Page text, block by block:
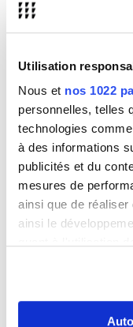
Utilisation
Nous et nos 1022
personnelles, telles
technologies
à des informations
publicités et du
mesures de
ainsi que de réaliser
ainsi le
moment en
ou en cliquant sur
Horaires d'ouverture :
4 rue Valette 75005
Horaires d'ouverture :
Bibliothèque
Campus
5 cours des
Institut des
Informations